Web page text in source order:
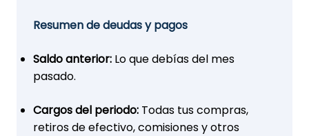
Resumen de deudas y pagos
Saldo anterior: Lo que debías del mes
pasado.
Cargos del periodo: Todas tus compras,
retiros de efectivo, comisiones y otros